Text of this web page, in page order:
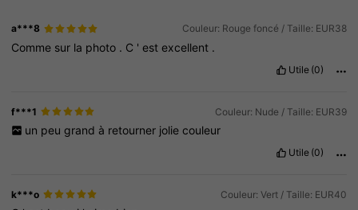
a***8 Couleur: Rouge foncé / Taille: EUR38
Comme sur la photo . C 'estexcellent .
Utile (0)
f***1 Couleur: Nude / Taille: EUR39
un peu grand à retourner jolie couleur
Utile (0)
k***o Couleur: Vert / Taille: EUR40